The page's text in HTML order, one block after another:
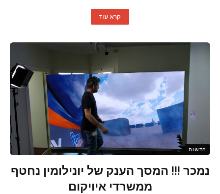
קרא עוד
חדשות
נמכר !!! המסך הענק של יונילומין נחטף
ממשרדי איויקום